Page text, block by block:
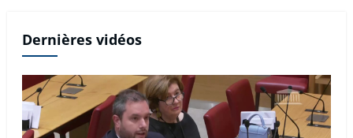
Dernières vidéos